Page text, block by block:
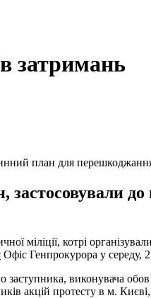
затримань
план для
котрі
Офіс Генпрокурора у середу,
виконувача
акцій протесту в м.